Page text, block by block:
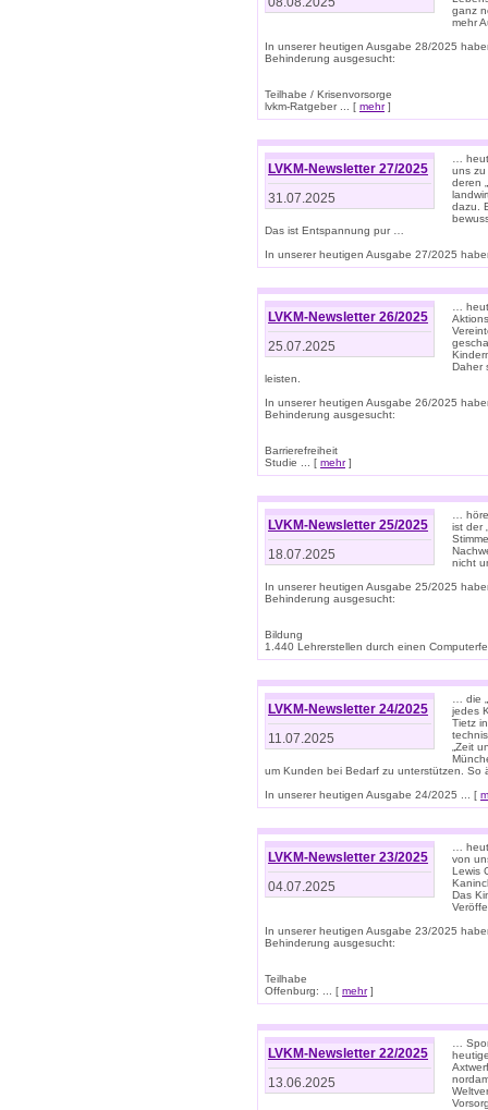
ganz
mehr
In unserer heutigen Ausgabe 28/2025
Behinderung ausgesucht:
Teilhabe / Krisenvorsorge
lvkm-Ratgeber ... [ mehr]
LVKM-Newsletter 27/2025
31.07.2025
…
uns zu
deren
dazu.
Das ist Entspannung pur …
In unserer heutigen Ausgabe 27/2025
LVKM-Newsletter 26/2025
25.07.2025
…
Daher
leisten.
In unserer heutigen Ausgabe 26/2025
Behinderung ausgesucht:
Barrierefreiheit
Studie ... [ mehr]
LVKM-Newsletter 25/2025
18.07.2025
…
ist der
nicht
In unserer heutigen Ausgabe 25/2025
Behinderung ausgesucht:
Bildung
1.440 Lehrerstellen durch einen
LVKM-Newsletter 24/2025
11.07.2025
… die
jedes
Tietz
„Zeit
um Kunden bei Bedarf zu unterstützen.
In unserer heutigen Ausgabe 24/2025 ... [
LVKM-Newsletter 23/2025
04.07.2025
…
von
Lewis
Das
In unserer heutigen Ausgabe 23/2025
Behinderung ausgesucht:
Teilhabe
Offenburg: ... [ mehr]
LVKM-Newsletter 22/2025
13.06.2025
…